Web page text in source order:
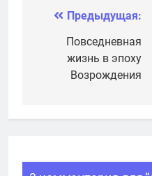
Навигация
записям
Предыдущая:
Повседневная
жизнь в эпоху
Возрождения